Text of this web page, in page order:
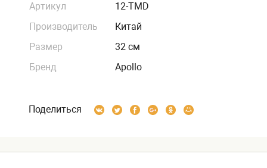
Артикул
12-TMD
Производитель
Китай
Размер
32 см
Бренд
Apollo
Поделиться